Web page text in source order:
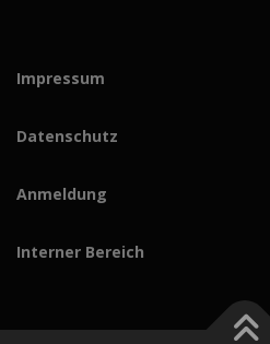
Impressum
Datenschutz
Anmeldung
Interner Bereich